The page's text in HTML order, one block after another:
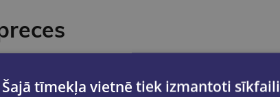
Šajā tīmekļa vietnē tiek izmantoti sīkfaili